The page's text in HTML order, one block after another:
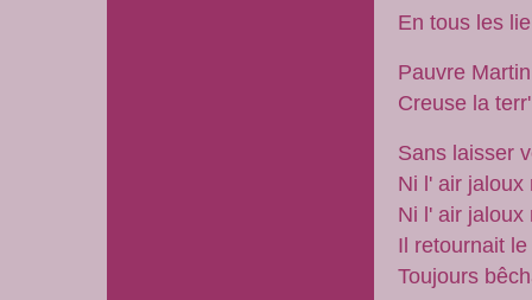
En tous les
Pauvre
Creuse la
Sans laisser
Ni l' air
Ni l' air
Il retournait
Toujours